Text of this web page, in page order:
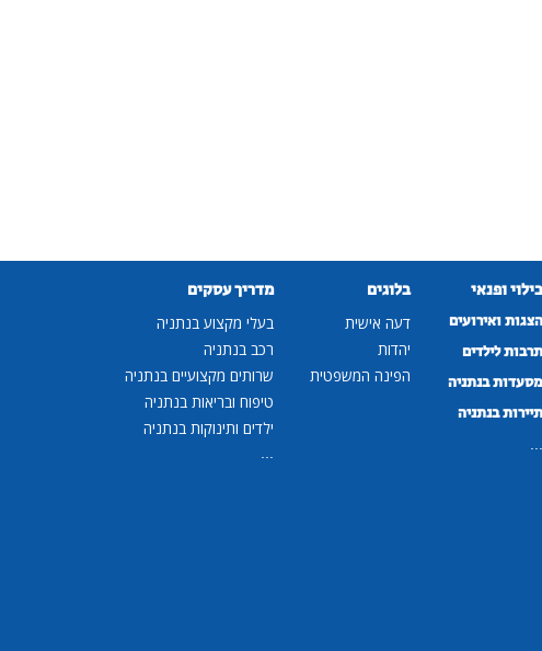
בילוי ופנאי
הצגות ואירועים
תרבות לילדים
מסעדות בנתניה
תיירות בנתניה
...
בלוגים
דעה אישית
יהדות
הפינה המשפטית
מדריך עסקים
בעלי מקצוע בנתניה
רכב בנתניה
שרותים מקצועיים בנתניה
טיפוח ובריאות בנתניה
ילדים ותינוקות בנתניה
...